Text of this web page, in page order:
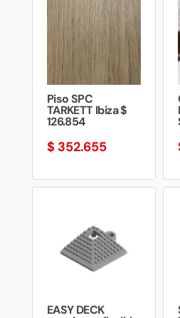
Piso SPC
TARKETT Ibiza $
126.854
$ 352.655
EASY DECK